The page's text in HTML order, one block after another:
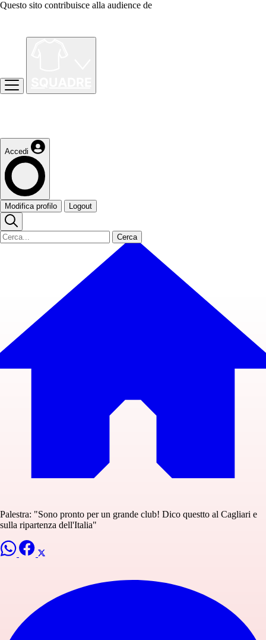
Questo sito contribuisce alla audience de
Accedi
Modifica profilo Logout
Cerca
Palestra: "Sono pronto per un grande club! Dico questto al Cagliari e
sulla ripartenza dell'Italia"